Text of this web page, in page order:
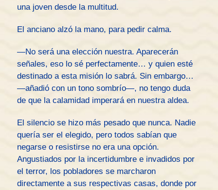
una joven desde la multitud.
El anciano alzó la mano, para pedir calma.
—No será una elección nuestra. Aparecerán
señales, eso lo sé perfectamente… y quien esté
destinado a esta misión lo sabrá. Sin embargo…
—añadió con un tono sombrío—, no tengo duda
de que la calamidad imperará en nuestra aldea.
El silencio se hizo más pesado que nunca. Nadie
quería ser el elegido, pero todos sabían que
negarse o resistirse no era una opción.
Angustiados por la incertidumbre e invadidos por
el terror, los pobladores se marcharon
directamente a sus respectivas casas, donde por